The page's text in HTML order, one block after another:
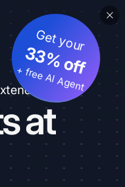
at
Get your
33% off
+ free AI Agent